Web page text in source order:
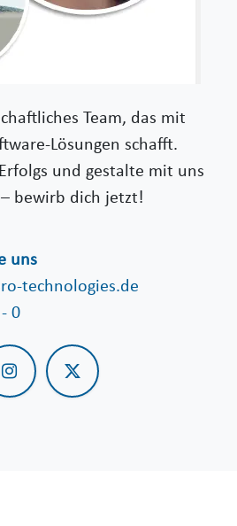
Team, das mit
Lösungen schafft.
und gestalte mit uns
bewirb dich jetzt!
uns
technologies.de
0